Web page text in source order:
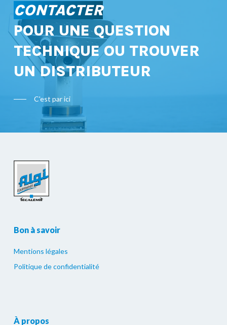
CONTACTER
POUR UNE QUESTION
TECHNIQUE OU TROUVER
UN DISTRIBUTEUR
C'est par ici
Bon à savoir
Mentions légales
Politique de confidentialité
À propos